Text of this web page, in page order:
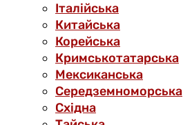
Італійська
Китайська
Корейська
Кримськотатарська
Мексиканська
Середземноморська
Східна